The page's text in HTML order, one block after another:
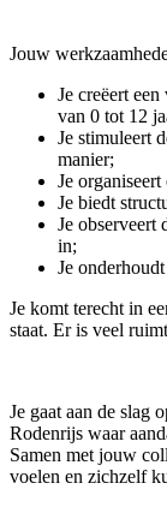
Jouw
Je creëert
van 0 tot 12
Je stimuleert
manier;
Je
Je biedt
Je observeert
in;
Je
Je komt terecht in
staat. Er is veel
Je gaat aan de slag
Rodenrijs waar
Samen met jouw
voelen en zichzelf